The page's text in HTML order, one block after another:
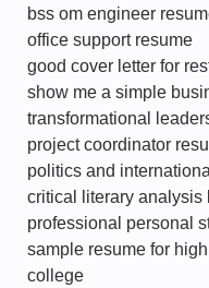
bss om engineer
office support resume
good cover letter for
show me a simple
transformational
project coordinator
politics and
critical literary analysis
professional personal
sample resume for
college